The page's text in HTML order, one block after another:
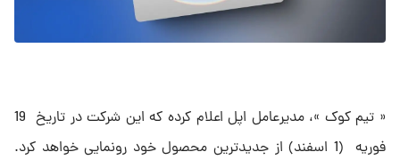
« تیم کوک »، مدیرعامل اپل اعلام کرده که این شرکت در تاریخ 19
فوریه (1 اسفند) از جدیدترین محصول خود رونمایی خواهد کرد.